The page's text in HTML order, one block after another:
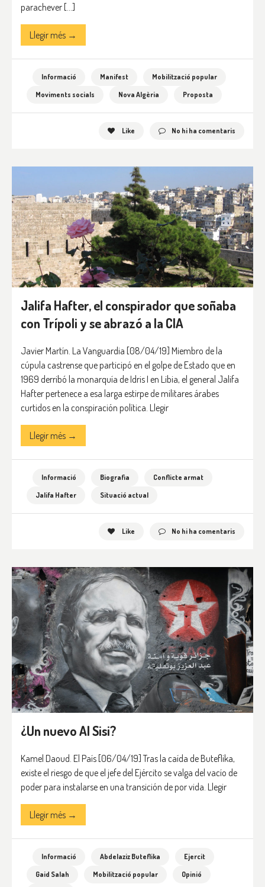
parachever […]
Llegir més →
Informació Manifest
Mobilització popular
Moviments socials
Nova Algèria Proposta
Like No hi ha comentaris
Jalifa Hafter, el conspirador que soñaba
con Trípoli y se abrazó a la CIA
Javier Martín. La Vanguardia [08/04/19] Miembro de la
cúpula castrense que participó en el golpe de Estado que en
1969 derribó la monarquía de Idris I en Libia, el general Jalifa
Hafter pertenece a esa larga estirpe de militares árabes
curtidos en la conspiración política. Llegir
Llegir més →
Informació Biografia
Conflicte armat
Jalifa Hafter
Situació actual
Like No hi ha comentaris
¿Un nuevo Al Sisi?
Kamel Daoud. El País [06/04/19] Tras la caída de Buteflika,
existe el riesgo de que el jefe del Ejército se valga del vacío de
poder para instalarse en una transición de por vida. Llegir
Llegir més →
Informació Abdelaziz Buteflika
Ejercit
Gaid Salah
Mobilització popular
Opinió